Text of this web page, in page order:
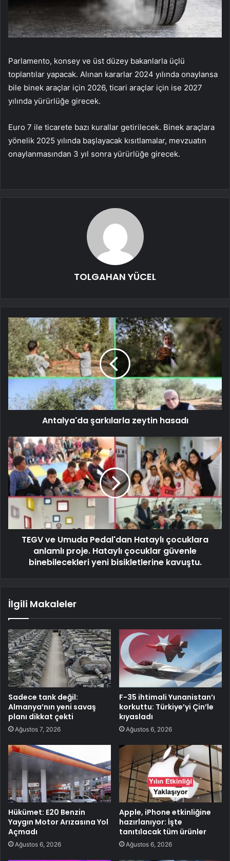
Parlamento, konsey ve üst düzey bakanlarla üçlü
toplantılar yapacak. Alınan kararlar 2024 yılında onaylansa
bile binek araçlar için 2026, ticari araçlar için ise 2027
yılında yürürlüğe girecek.
Euro 7 ile ticarete bazı kurallar getirilecek. Binek araçlara
yönelik 2025 yılında başlayacak kısıtlamalar, mevzuatın
onaylanmasından 3 yıl sonra yürürlüğe girecek.
TOLGAHAN YÜCEL
Antalya'da şarkılarla zeytin hasadı
TEGV ve Umuda Pedal'dan Hataylı çocuklara
anlamlı proje. Hataylı çocuklar güvenle
binebilecekleri yeni bisikletlerine kavuştu.
İlgili Makaleler
Sadece tank değil:
Almanya’nın yeni savaş
planı dikkat çekti
Ağustos 7, 2026
F-35 ihtimali Yunanistan’ı
korkuttu: Türkiye’yi Çin’le
kıyasladı
Ağustos 6, 2026
Hükümet: E20 Benzin
Yaygın Motor Arızasına Yol
Açmadı
Ağustos 6, 2026
Apple, iPhone etkinliğine
hazırlanıyor: İşte
tanıtılacak tüm ürünler
Ağustos 6, 2026